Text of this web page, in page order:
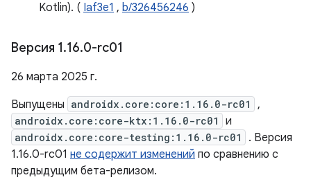
Kotlin). ( Iaf3e1 , b/326456246 )
Версия 1.16.0-rc01
26 марта 2025 г.
Выпущены androidx.core:core:1.16.0-rc01 ,
androidx.core:core-ktx:1.16.0-rc01 и
androidx.core:core-testing:1.16.0-rc01
. Версия
1.16.0-rc01 не содержит изменений по сравнению с
предыдущим бета-релизом.